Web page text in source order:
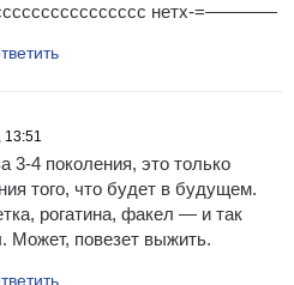
нетх-=————
13:51
3-4 поколения, это только
того, что будет в будущем.
рогатина, факел — и так
Может, повезет выжить.